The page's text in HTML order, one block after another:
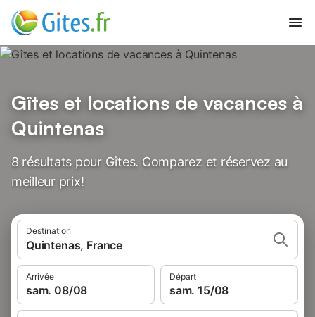
Gîtes et locations de vacances à
Quintenas
8 résultats pour Gîtes. Comparez et réservez au
meilleur prix!
Destination
Quintenas, France
Arrivée
sam. 08/08
Départ
sam. 15/08